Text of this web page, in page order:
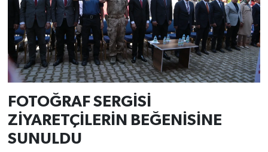
FOTOĞRAF SERGİSİ
ZİYARETÇİLERİN BEĞENİSİNE
SUNULDU